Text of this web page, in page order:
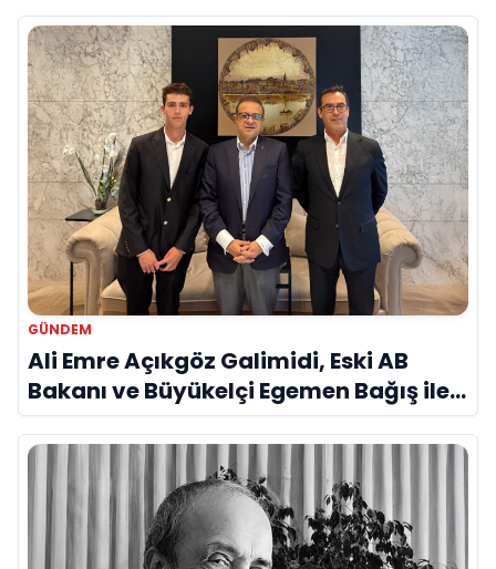
Vurgusu
GÜNDEM
Ali Emre Açıkgöz Galimidi, Eski AB
Bakanı ve Büyükelçi Egemen Bağış ile
Bir Araya Geldi